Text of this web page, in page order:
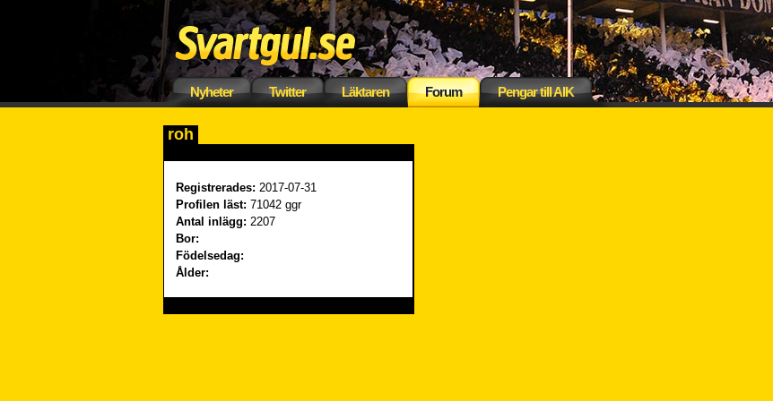
Nyheter Twitter Läktaren Forum Pengar till AIK
roh
Registrerades: 2017-07-31
Profilen läst: 71042 ggr
Antal inlägg: 2207
Bor:
Födelsedag:
Ålder: